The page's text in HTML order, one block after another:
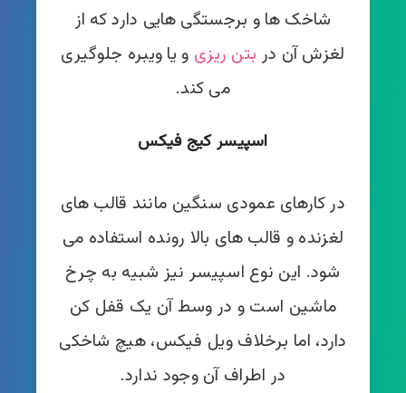
شاخک ها و برجستگی هایی دارد که از
لغزش آن در بتن ریزی و یا ویبره جلوگیری
می کند.
اسپیسر کیج فیکس
در کارهای عمودی سنگین مانند قالب های
لغزنده و قالب های بالا رونده استفاده می
شود. این نوع اسپیسر نیز شبیه به چرخ
ماشین است و در وسط آن یک قفل کن
دارد، اما برخلاف ویل فیکس، هیچ شاخکی
در اطراف آن وجود ندارد.